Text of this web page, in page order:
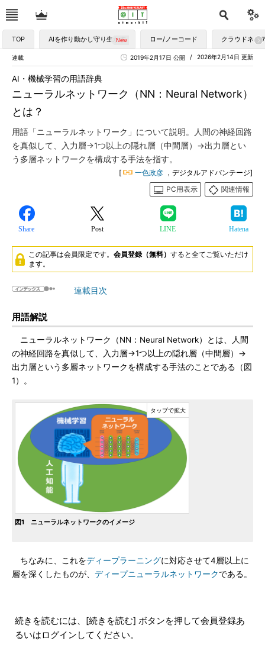
TOP AIを作り動かし守り生かす ロー/ノーコード クラウドネイ
連載 2026年2月14日 更新
2019年2月17日 公開
ニューラルネットワーク（NN：Neural Network）
とは？
AI・機械学習の用語辞典
用語「ニューラルネットワーク」について説明。人間の神経回路
を真似して、入力層→1つ以上の隠れ層（中間層）→出力層とい
う多層ネットワークを構成する手法を指す。
[ 一色政彦 ，デジタルアドバンテージ]
PC用表示
関連情報
Share Post LINE Hatena
この記事は会員限定です。 会員登録（無料） すると全てご覧いただけ
ます。
連載目次
用語解説
ニューラルネットワーク（NN：Neural Network）とは、人間
の神経回路を真似して、入力層→1つ以上の隠れ層（中間層）→
出力層という多層ネットワークを構成する手法のことである（図
1）。
図1 ニューラルネットワークのイメージ
ちなみに、これをディープラーニングに対応させて4層以上に
層を深くしたものが、 ディープニューラルネットワークである。
続きを読むには、[続きを読む] ボタンを押して会員登録あ
るいはログインしてください。